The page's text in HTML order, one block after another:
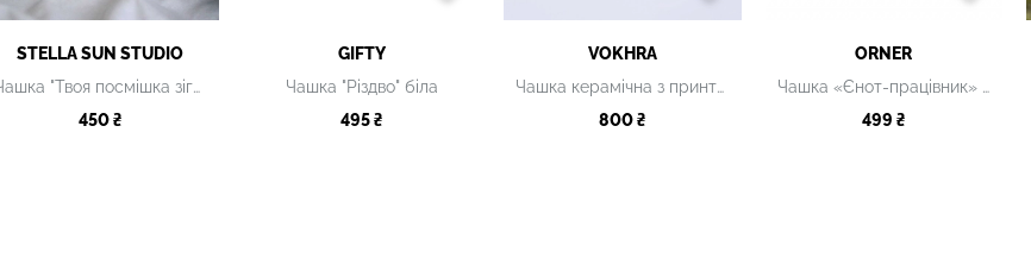
STELLA SUN STUDIO
Чашка "Твоя посмішка зігріває" керамічна
450 ₴
GIFTY
Чашка "Різдво" біла
495 ₴
VOKHRA
Чашка керамічна з принтом, 220 мл
800 ₴
ORNER
Чашка «Єнот-працівник» біла
499 ₴